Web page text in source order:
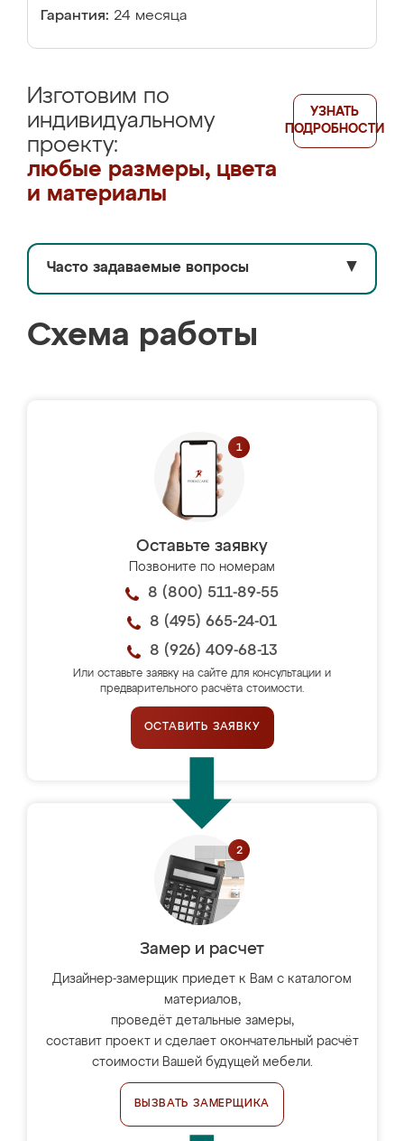
Гарантия: 24 месяца
Изготовим по
индивидуальному
проекту:
любые размеры, цвета
и материалы
УЗНАТЬ
ПОДРОБНОСТИ
Часто задаваемые вопросы ▼
Схема работы
Оставьте заявку
Позвоните по номерам
8 (800) 511-89-55
8 (495) 665-24-01
8 (926) 409-68-13
Или оставьте заявку на сайте для консультации и
предварительного расчёта стоимости.
ОСТАВИТЬ ЗАЯВКУ
Замер и расчет
Дизайнер-замерщик приедет к Вам с каталогом
материалов,
проведёт детальные замеры,
составит проект и сделает окончательный расчёт
стоимости Вашей будущей мебели.
ВЫЗВАТЬ ЗАМЕРЩИКА